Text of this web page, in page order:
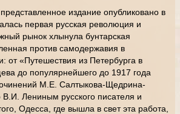
издание опубликовано в
первая русская революция и
рынок хлынула бунтарская
против самодержавия в
от «Путешествия из Петербурга в
до популярнейшего до 1917 года
М.Е. Салтыкова-Щедрина-
В.И. Лениным русского писателя и
Одесса, где вышла в свет эта работа,